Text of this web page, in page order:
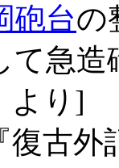
砲台の
て急
より]
古外